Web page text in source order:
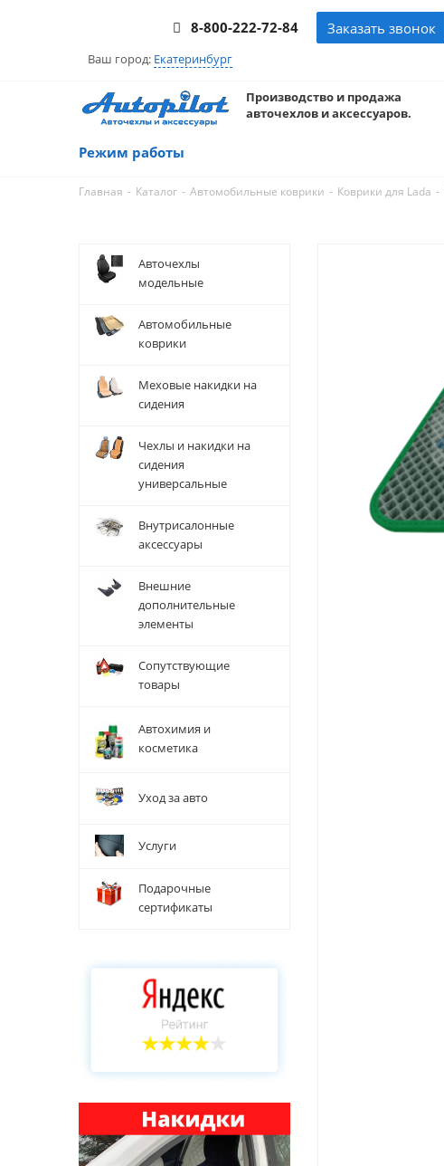
8-800-222-72-84 Заказать звонок
Ваш город: Екатеринбург
Производство и продажа
авточехлов и аксессуаров.
Режим работы
Главная - Каталог - Автомобильные коврики - Коврики для Lada -
Авточехлы
модельные
Автомобильные
коврики
Меховые накидки на
сидения
Чехлы и накидки на
сидения
универсальные
Внутрисалонные
аксессуары
Внешние
дополнительные
элементы
Сопутствующие
товары
Автохимия и
косметика
Уход за авто
Услуги
Подарочные
сертификаты